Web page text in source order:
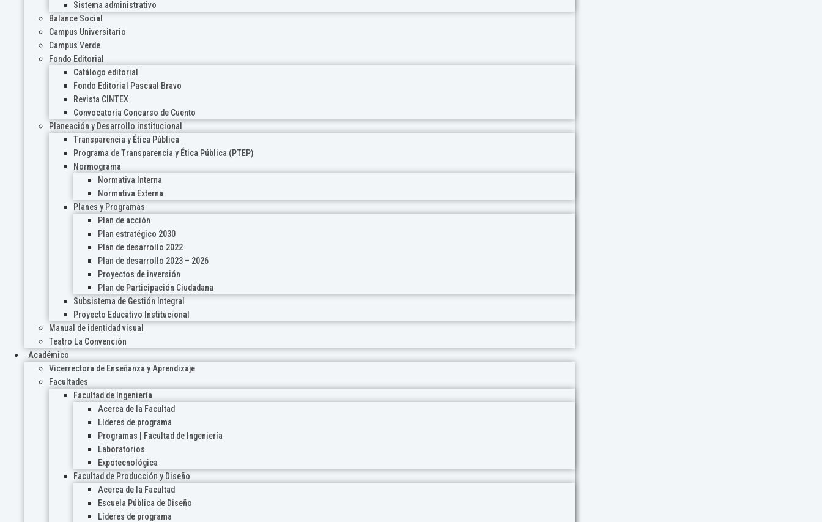
Sistema administrativo
Balance Social
Campus Universitario
Campus Verde
Fondo Editorial
Catálogo editorial
Fondo Editorial Pascual Bravo
Revista CINTEX
Convocatoria Concurso de Cuento
Planeación y Desarrollo institucional
Transparencia y Ética Pública
Programa de Transparencia y Ética Pública (PTEP)
Normograma
Normativa Interna
Normativa Externa
Planes y Programas
Plan de acción
Plan estratégico 2030
Plan de desarrollo 2022
Plan de desarrollo 2023 – 2026
Proyectos de inversión
Plan de Participación Ciudadana
Subsistema de Gestión Integral
Proyecto Educativo Institucional
Manual de identidad visual
Teatro La Convención
Académico
Vicerrectora de Enseñanza y Aprendizaje
Facultades
Facultad de Ingeniería
Acerca de la Facultad
Líderes de programa
Programas | Facultad de Ingeniería
Laboratorios
Expotecnológica
Facultad de Producción y Diseño
Acerca de la Facultad
Escuela Pública de Diseño
Líderes de programa